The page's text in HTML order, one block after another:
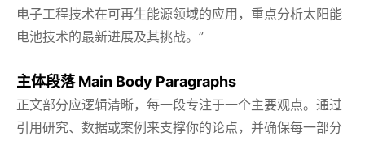
电子工程技术在可再生能源领域的应用，重点分析太阳能
电池技术的最新进展及其挑战。”
主体段落 Main Body Paragraphs
正文部分应逻辑清晰，每一段专注于一个主要观点。通过
引用研究、数据或案例来支撑你的论点，并确保每一部分